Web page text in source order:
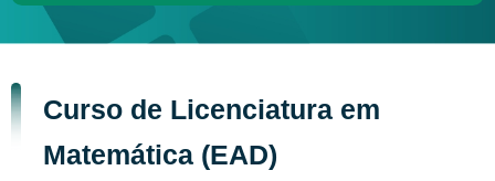
Curso de Licenciatura em
Matemática (EAD)